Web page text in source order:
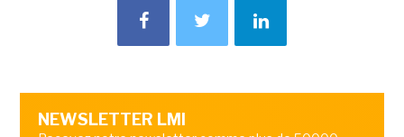
NEWSLETTER LMI